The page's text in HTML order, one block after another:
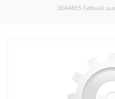
3644865 Гибкий